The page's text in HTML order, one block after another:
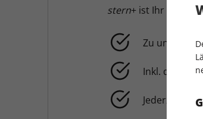
stern+ ist Ihr
Zu
Inkl. der
Jederzeit